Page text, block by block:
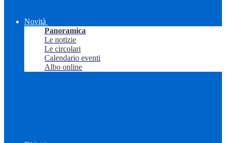
Novità
Panoramica
Le notizie
Le circolari
Calendario eventi
Albo online